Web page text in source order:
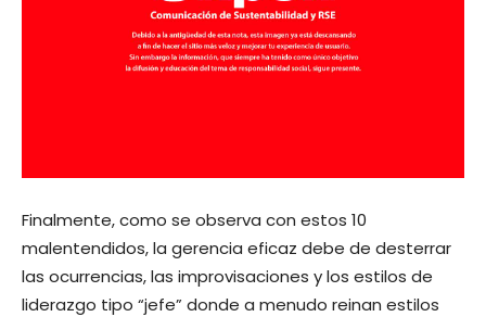
Finalmente, como se observa con estos 10
malentendidos, la gerencia eficaz debe de desterrar
las ocurrencias, las improvisaciones y los estilos de
liderazgo tipo “jefe” donde a menudo reinan estilos